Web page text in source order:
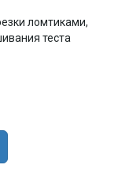
ломтиками,
теста